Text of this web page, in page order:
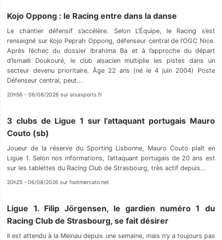
Kojo Oppong : le Racing entre dans la danse
Le chantier défensif s’accélère. Selon L’Équipe, le Racing s’est
renseigné sur Kojo Peprah Oppong, défenseur central de l’OGC Nice.
Après l’échec du dossier Ibrahima Ba et à l’approche du départ
d’Ismaël Doukouré, le club alsacien multiplie les pistes dans un
secteur devenu prioritaire. Âge 22 ans (né le 4 juin 2004) Poste
Défenseur central, peut...
20h56 - 06/08/2026 sur alsasports.fr
3 clubs de Ligue 1 sur l’attaquant portugais Mauro
Couto (sb)
Joueur de la réserve du Sporting Lisbonne, Mauro Couto plaît en
Ligue 1. Selon nos informations, l’attaquant portugais de 20 ans est
sur les tablettes du Racing Club de Strasbourg, très actif depuis...
20h25 - 06/08/2026 sur footmercato.net
Ligue 1. Filip Jörgensen, le gardien numéro 1 du
Racing Club de Strasbourg, se fait désirer
Il est attendu à la Meinau depuis une semaine, mais n’y a toujours pas